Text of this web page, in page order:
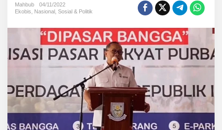
Rakyat
Mahbub
04/11/2022
Ekobis
Nasional Sosial & Politik